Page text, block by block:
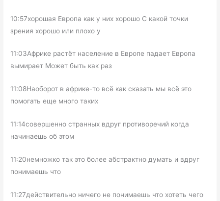
10:57хорошая Европа как у них хорошо С какой точки
зрения хорошо или плохо у
11:03Африке растёт население в Европе падает Европа
вымирает Может быть как раз
11:08Наоборот в африке-то всё как сказать мы всё это
помогать еще много таких
11:14совершенно странных вдруг противоречий когда
начинаешь об этом
11:20немножко так это более абстрактно думать и вдруг
понимаешь что
11:27действительно ничего не понимаешь что хотеть чего